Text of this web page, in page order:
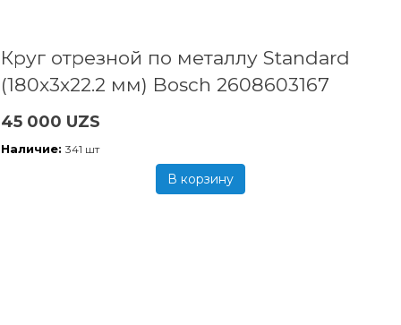
Круг отрезной по металлу Standard
(180x3х22.2 мм) Bosch 2608603167
45 000 UZS
Наличие: 341 шт
В корзину